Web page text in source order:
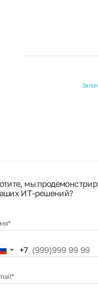
мы
ИТ‑решений?
Russia
+7